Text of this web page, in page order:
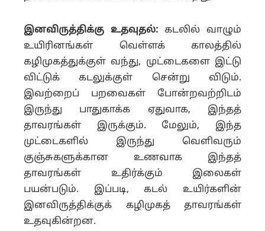
இனவிருத்திக்கு உதவுதல்: கடலில் வாழும்
உயிரினங்கள் வெள்ளக் காலத்தில்
கழிமுகத்துக்குள் வந்து, முட்டைகளை இட்டு
விட்டுக் கடலுக்குள் சென்று விடும்.
இவற்றைப் பறவைகள் போன்றவற்றிடம்
இருந்து பாதுகாக்க ஏதுவாக, இந்தத்
தாவரங்கள் இருக்கும். மேலும், இந்த
முட்டைகளில் இருந்து வெளிவரும்
குஞ்சுகளுக்கான உணவாக இந்தத்
தாவரங்கள் உதிர்க்கும் இலைகள்
பயன்படும். இப்படி, கடல் உயிர்களின்
இனவிருத்திக்குக் கழிமுகத் தாவரங்கள்
உதவுகின்றன.